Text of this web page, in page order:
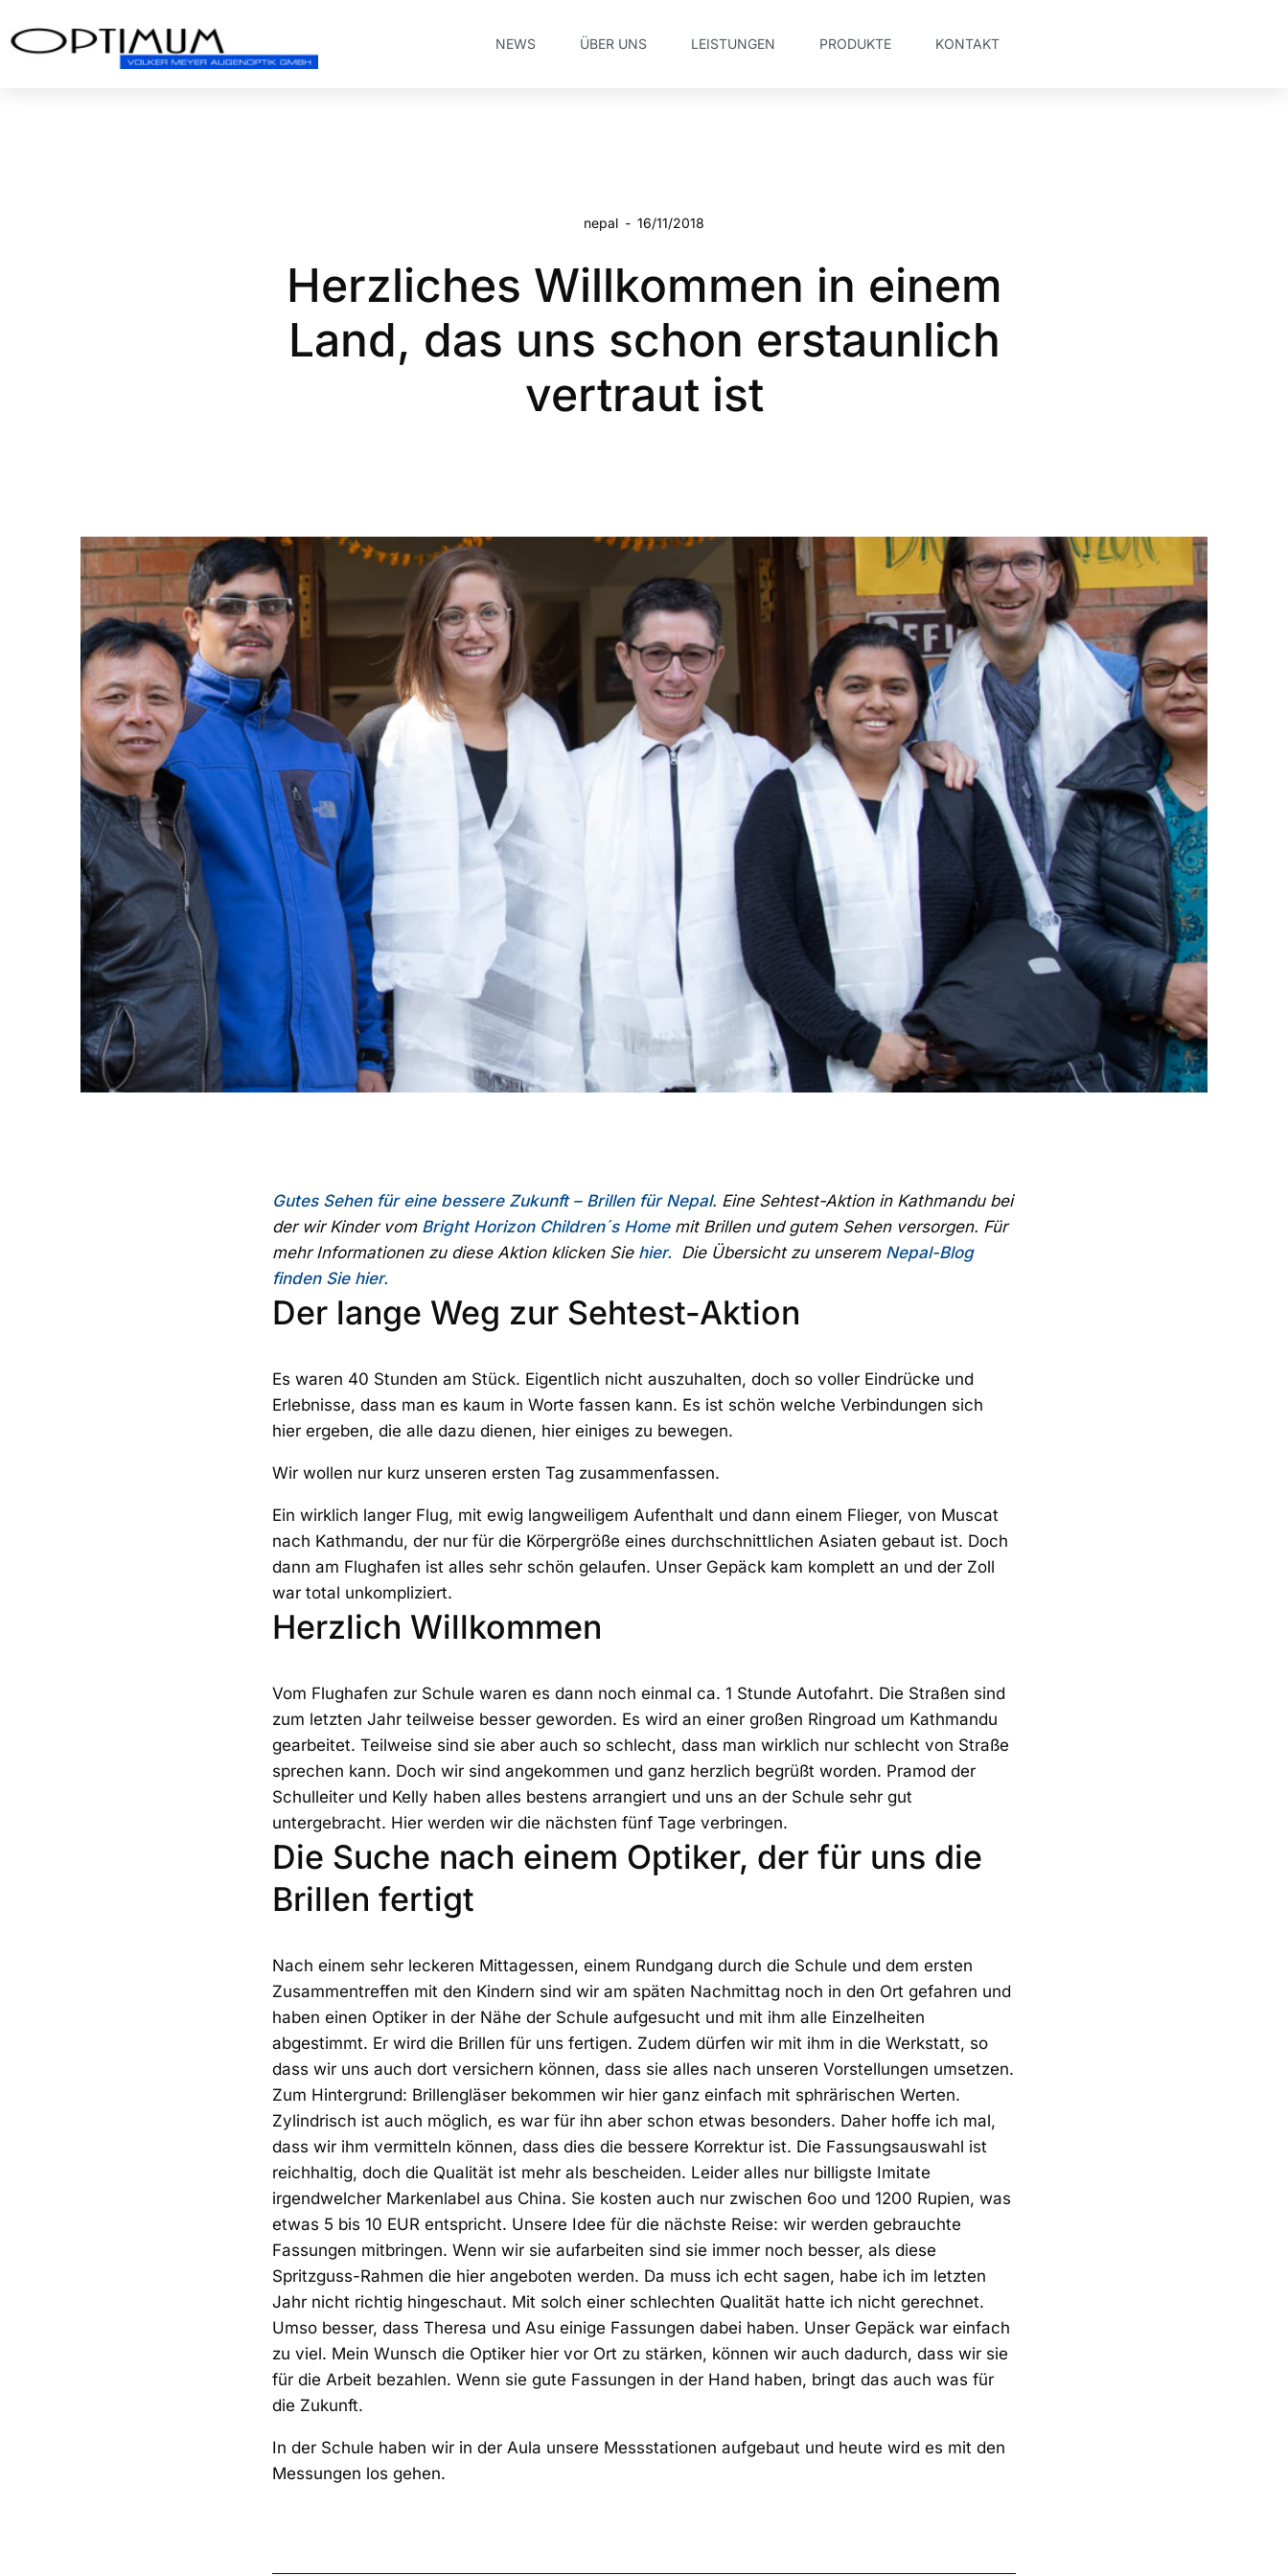
NEWS ÜBER UNS LEISTUNGEN PRODUKTE KONTAKT
nepal - 16/11/2018
Herzliches Willkommen in einem
Land, das uns schon erstaunlich
vertraut ist
Gutes Sehen für eine bessere Zukunft – Brillen für Nepal. Eine Sehtest-Aktion in Kathmandu bei
der wir Kinder vom Bright Horizon Children´s Homemit Brillen und gutem Sehen versorgen. Für
mehr Informationen zu diese Aktion klicken Sie hier. Die Übersicht zu unserem Nepal-Blog
finden Sie hier.
Der lange Weg zur Sehtest-Aktion
Es waren 40 Stunden am Stück. Eigentlich nicht auszuhalten, doch so voller Eindrücke und
Erlebnisse, dass man es kaum in Worte fassen kann. Es ist schön welche Verbindungen sich
hier ergeben, die alle dazu dienen, hier einiges zu bewegen.
Wir wollen nur kurz unseren ersten Tag zusammenfassen.
Ein wirklich langer Flug, mit ewig langweiligem Aufenthalt und dann einem Flieger, von Muscat
nach Kathmandu, der nur für die Körpergröße eines durchschnittlichen Asiaten gebaut ist. Doch
dann am Flughafen ist alles sehr schön gelaufen. Unser Gepäck kam komplett an und der Zoll
war total unkompliziert.
Herzlich Willkommen
Vom Flughafen zur Schule waren es dann noch einmal ca. 1 Stunde Autofahrt. Die Straßen sind
zum letzten Jahr teilweise besser geworden. Es wird an einer großen Ringroad um Kathmandu
gearbeitet. Teilweise sind sie aber auch so schlecht, dass man wirklich nur schlecht von Straße
sprechen kann. Doch wir sind angekommen und ganz herzlich begrüßt worden. Pramod der
Schulleiter und Kelly haben alles bestens arrangiert und uns an der Schule sehr gut
untergebracht. Hier werden wir die nächsten fünf Tage verbringen.
Die Suche nach einem Optiker, der für uns die
Brillen fertigt
Nach einem sehr leckeren Mittagessen, einem Rundgang durch die Schule und dem ersten
Zusammentreffen mit den Kindern sind wir am späten Nachmittag noch in den Ort gefahren und
haben einen Optiker in der Nähe der Schule aufgesucht und mit ihm alle Einzelheiten
abgestimmt. Er wird die Brillen für uns fertigen. Zudem dürfen wir mit ihm in die Werkstatt, so
dass wir uns auch dort versichern können, dass sie alles nach unseren Vorstellungen umsetzen.
Zum Hintergrund: Brillengläser bekommen wir hier ganz einfach mit sphrärischen Werten.
Zylindrisch ist auch möglich, es war für ihn aber schon etwas besonders. Daher hoffe ich mal,
dass wir ihm vermitteln können, dass dies die bessere Korrektur ist. Die Fassungsauswahl ist
reichhaltig, doch die Qualität ist mehr als bescheiden. Leider alles nur billigste Imitate
irgendwelcher Markenlabel aus China. Sie kosten auch nur zwischen 6oo und 1200 Rupien, was
etwas 5 bis 10 EUR entspricht. Unsere Idee für die nächste Reise: wir werden gebrauchte
Fassungen mitbringen. Wenn wir sie aufarbeiten sind sie immer noch besser, als diese
Spritzguss-Rahmen die hier angeboten werden. Da muss ich echt sagen, habe ich im letzten
Jahr nicht richtig hingeschaut. Mit solch einer schlechten Qualität hatte ich nicht gerechnet.
Umso besser, dass Theresa und Asu einige Fassungen dabei haben. Unser Gepäck war einfach
zu viel. Mein Wunsch die Optiker hier vor Ort zu stärken, können wir auch dadurch, dass wir sie
für die Arbeit bezahlen. Wenn sie gute Fassungen in der Hand haben, bringt das auch was für
die Zukunft.
In der Schule haben wir in der Aula unsere Messstationen aufgebaut und heute wird es mit den
Messungen los gehen.